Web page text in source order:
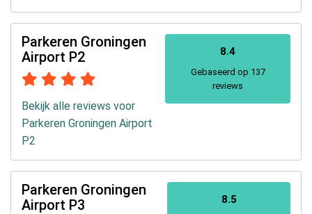
Parkeren Groningen
Airport P2
Bekijk alle reviews voor
Parkeren Groningen Airport
P2
8.4
Gebaseerd op 137
reviews
Parkeren Groningen
Airport P3
8.5